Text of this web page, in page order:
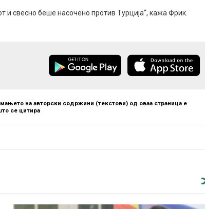
и свесно беше насочено против Турција“, кажа Фрик.
на авторски содржини (текстови) од оваа страница е
се цитира